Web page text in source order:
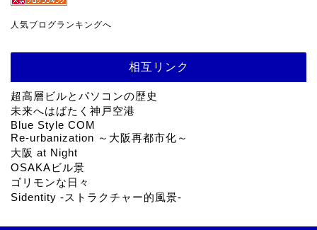
人気ブログランキングへ
相互リンク
超高層ビルとパソコンの歴史
未来へはばたく神戸空港
Blue Style COM
Re-urbanization ～大阪再都市化～
大阪 at Night
OSAKAビル景
ゴリモンな日々
Sidentity -ストラクチャー的風景-